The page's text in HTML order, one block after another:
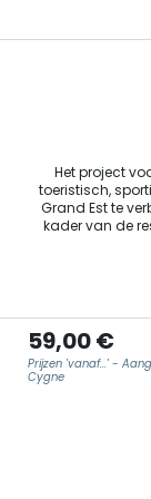
59,00 €
Prijzen 'vanaf...' -
Cygne
Het project
toeristisch,
Grand Est te
kader van de
Agence